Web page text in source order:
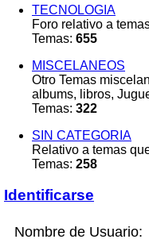
TECNOLOGIA
Foro relativo a
Temas: 655
MISCELANEOS
Otro Temas
albums, libros,
Temas: 322
SIN CATEGORIA
Relativo a temas
Temas: 258
Identificarse
Nombre de Usuario: